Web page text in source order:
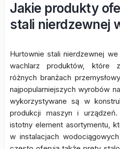
Jakie produkty
stali nierdzewnej
Hurtownie stali nierdzewnej
wachlarz produktów, które
różnych branżach
najpopularniejszych wyrobów
wykorzystywane są w
produkcji maszyn i
istotny element asortymentu,
w instalacjach